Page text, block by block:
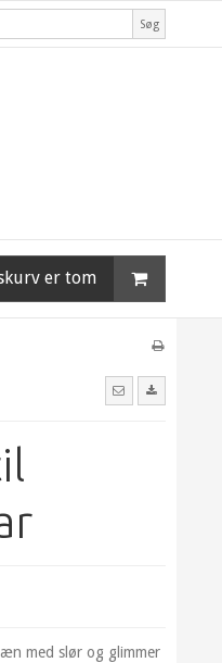
Søg
er tom
med slør og glimmer